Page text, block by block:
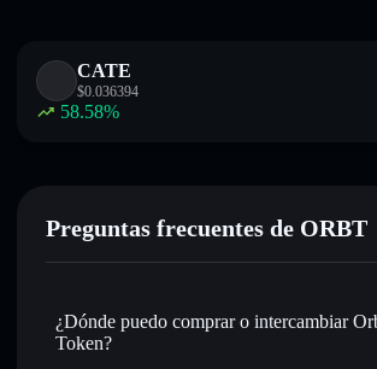
CATE
$0.036394
58.58%
Preguntas frecuentes de ORBT
¿Dónde puedo comprar o intercambiar
Token?